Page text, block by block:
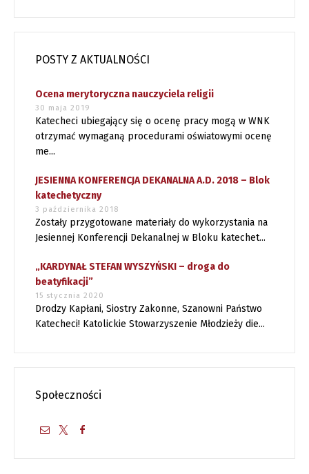
POSTY Z AKTUALNOŚCI
Ocena merytoryczna nauczyciela religii
30 maja 2019
Katecheci ubiegający się o ocenę pracy mogą w WNK
otrzymać wymaganą procedurami oświatowymi ocenę
me...
JESIENNA KONFERENCJA DEKANALNA A.D. 2018 – Blok
katechetyczny
3 października 2018
Zostały przygotowane materiały do wykorzystania na
Jesiennej Konferencji Dekanalnej w Bloku katechet...
„KARDYNAŁ STEFAN WYSZYŃSKI – droga do
beatyfikacji”
15 stycznia 2020
Drodzy Kapłani, Siostry Zakonne, Szanowni Państwo
Katecheci! Katolickie Stowarzyszenie Młodzieży die...
Społeczności